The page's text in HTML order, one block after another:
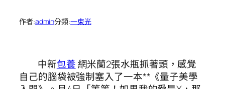
作者:admin分類:一束光
中新包養網米蘭2張水瓶抓著頭，感覺
自己的腦袋被強制塞入了一本**《量子美學